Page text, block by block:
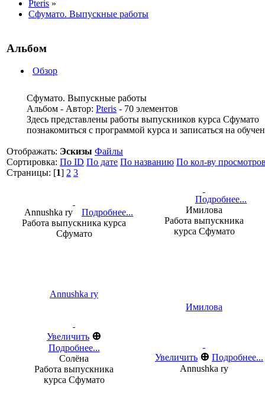
Pteris »
Сфумато. Выпускные работы
Альбом
Обзор
Сфумато. Выпускные работы
Альбом - Автор: Pteris - 70 элементов
Здесь представлены работы выпускников курса Сфумато
познакомиться с программой курса и записаться на
Отображать: Эскизы Файлы
Сортировка: По ID По дате По названию По кол-ву
Страницы: [1] 2 3
Подробнее...
Annushka ry
Работа выпускника курса
Сфумато
Annushka ry
Подробнее...
Имилова
Работа выпускника
курса Сфумато
Имилова
Увеличить ⊕
Подробнее...
Солёна
Работа выпускника
курса Сфумато
Увеличить ⊕ Подробнее...
Annushka ry